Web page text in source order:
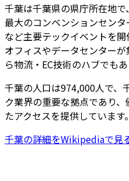
千葉は千葉県の県庁所在地
最大のコンベンションセン
など主要テックイベントを
オフィスやデータセンター
ら物流・EC技術のハブでもあ
千葉の人口は974,000人で、
ク業界の重要な拠点であり
たアクセスを提供しています。
千葉の詳細をWikipediaで見